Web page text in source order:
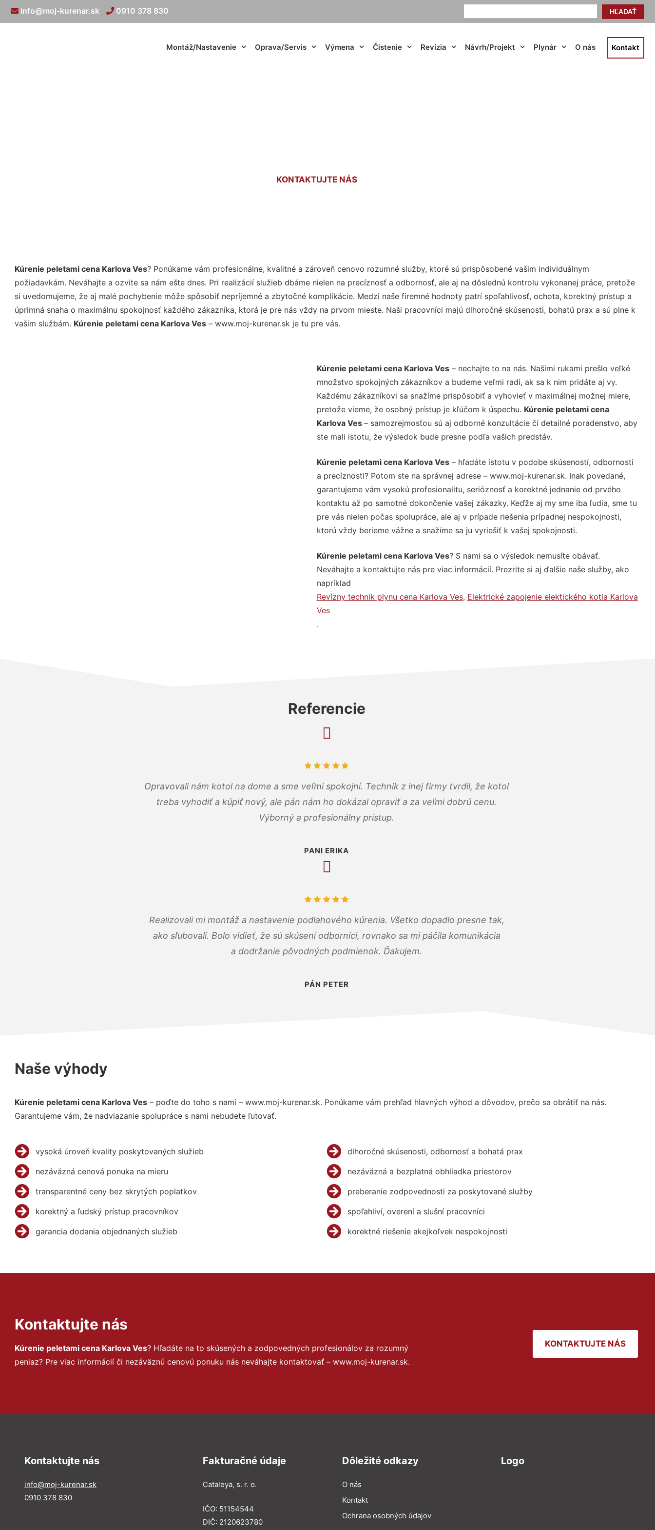
HĽADAŤ
info@moj-kurenar.sk 0910 378 830
Montáž/Nastavenie Oprava/Servis Výmena Čistenie Revízia Návrh/Projekt Plynár O nás Kontakt
KONTAKTUJTE NÁS
Kúrenie peletami cena Karlova Ves? Ponúkame vám profesionálne, kvalitné a zároveň cenovo rozumné služby, ktoré sú prispôsobené vašim individuálnym
požiadavkám. Neváhajte a ozvite sa nám ešte dnes. Pri realizácií služieb dbáme nielen na precíznosť a odbornosť, ale aj na dôslednú kontrolu vykonanej práce, pretože
si uvedomujeme, že aj malé pochybenie môže spôsobiť nepríjemné a zbytočné komplikácie. Medzi naše firemné hodnoty patrí spoľahlivosť, ochota, korektný prístup a
úprimná snaha o maximálnu spokojnosť každého zákazníka, ktorá je pre nás vždy na prvom mieste. Naši pracovníci majú dlhoročné skúsenosti, bohatú prax a sú plne k
vašim službám. Kúrenie peletami cena Karlova Ves – www.moj-kurenar.sk je tu pre vás.
Kúrenie peletami cena Karlova Ves– nechajte to na nás. Našimi rukami prešlo veľké
množstvo spokojných zákazníkov a budeme veľmi radi, ak sa k nim pridáte aj vy.
Každému zákazníkovi sa snažíme prispôsobiť a vyhovieť v maximálnej možnej miere,
pretože vieme, že osobný prístup je kľúčom k úspechu. Kúrenie peletami cena
Karlova Ves – samozrejmosťou sú aj odborné konzultácie či detailné poradenstvo, aby
ste mali istotu, že výsledok bude presne podľa vašich predstáv.
Kúrenie peletami cena Karlova Ves– hľadáte istotu v podobe skúseností, odbornosti
a precíznosti? Potom ste na správnej adrese – www.moj-kurenar.sk. Inak povedané,
garantujeme vám vysokú profesionalitu, serióznosť a korektné jednanie od prvého
kontaktu až po samotné dokončenie vašej zákazky. Keďže aj my sme iba ľudia, sme tu
pre vás nielen počas spolupráce, ale aj v prípade riešenia prípadnej nespokojnosti,
ktorú vždy berieme vážne a snažíme sa ju vyriešiť k vašej spokojnosti.
Kúrenie peletami cena Karlova Ves? S nami sa o výsledok nemusíte obávať.
Neváhajte a kontaktujte nás pre viac informácií. Prezrite si aj ďalšie naše služby, ako
napríklad
Revízny technik plynu cena Karlova Ves, Elektrické zapojenie elektického kotla Karlova
Ves
.
Referencie
Opravovali nám kotol na dome a sme veľmi spokojní. Technik z inej firmy tvrdil, že kotol
treba vyhodiť a kúpiť nový, ale pán nám ho dokázal opraviť a za veľmi dobrú cenu.
Výborný a profesionálny prístup.
PANI ERIKA
Realizovali mi montáž a nastavenie podlahového kúrenia. Všetko dopadlo presne tak,
ako sľubovali. Bolo vidieť, že sú skúsení odborníci, rovnako sa mi páčila komunikácia
a dodržanie pôvodných podmienok. Ďakujem.
PÁN PETER
Naše výhody
Kúrenie peletami cena Karlova Ves – poďte do toho s nami – www.moj-kurenar.sk. Ponúkame vám prehľad hlavných výhod a dôvodov, prečo sa obrátiť na nás.
Garantujeme vám, že nadviazanie spolupráce s nami nebudete ľutovať.
vysoká úroveň kvality poskytovaných služieb
nezáväzná cenová ponuka na mieru
transparentné ceny bez skrytých poplatkov
korektný a ľudský prístup pracovníkov
garancia dodania objednaných služieb
dlhoročné skúsenosti, odbornosť a bohatá prax
nezáväzná a bezplatná obhliadka priestorov
preberanie zodpovednosti za poskytované služby
spoľahliví, overení a slušní pracovníci
korektné riešenie akejkoľvek nespokojnosti
Kontaktujte nás
Kúrenie peletami cena Karlova Ves? Hľadáte na to skúsených a zodpovedných profesionálov za rozumný
peniaz? Pre viac informácií či nezáväznú cenovú ponuku nás neváhajte kontaktovať – www.moj-kurenar.sk.
KONTAKTUJTE NÁS
Kontaktujte nás
info@moj-kurenar.sk
0910 378 830
Fakturačné údaje
Cataleya, s. r. o.
IČO: 51154544
DIČ: 2120623780
Dôležité odkazy
O nás
Kontakt
Ochrana osobných údajov
Logo